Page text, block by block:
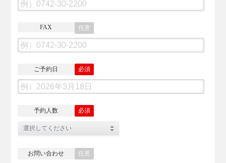
FAX 任意
ご予約日 必須
予約人数 必須
お問い合わせ 任意